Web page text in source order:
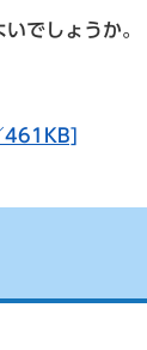
でしょうか。
461KB]